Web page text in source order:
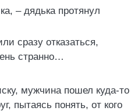
– дядька протянул
сразу отказаться,
странно…
мужчина пошел куда-то
пытаясь понять, от кого